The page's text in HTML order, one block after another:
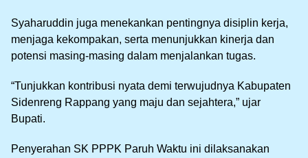
Syaharuddin juga menekankan pentingnya disiplin kerja,
menjaga kekompakan, serta menunjukkan kinerja dan
potensi masing-masing dalam menjalankan tugas.
“Tunjukkan kontribusi nyata demi terwujudnya Kabupaten
Sidenreng Rappang yang maju dan sejahtera,” ujar
Bupati.
Penyerahan SK PPPK Paruh Waktu ini dilaksanakan